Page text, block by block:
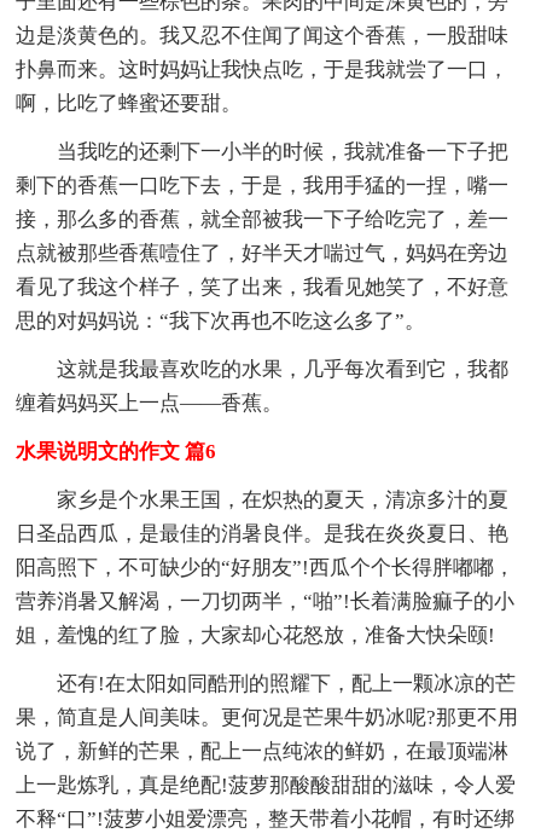
边是淡黄色的。我又忍不住闻了闻这个香蕉，一股甜味
扑鼻而来。这时妈妈让我快点吃，于是我就尝了一口，
啊，比吃了蜂蜜还要甜。
当我吃的还剩下一小半的时候，我就准备一下子把
剩下的香蕉一口吃下去，于是，我用手猛的一捏，嘴一
接，那么多的香蕉，就全部被我一下子给吃完了，差一
点就被那些香蕉噎住了，好半天才喘过气，妈妈在旁边
看见了我这个样子，笑了出来，我看见她笑了，不好意
思的对妈妈说：“我下次再也不吃这么多了”。
这就是我最喜欢吃的水果，几乎每次看到它，我都
缠着妈妈买上一点——香蕉。
水果说明文的作文 篇6
家乡是个水果王国，在炽热的夏天，清凉多汁的夏
日圣品西瓜，是最佳的消暑良伴。是我在炎炎夏日、艳
阳高照下，不可缺少的“好朋友”!西瓜个个长得胖嘟嘟，
营养消暑又解渴，一刀切两半，“啪”!长着满脸痲子的小
姐，羞愧的红了脸，大家却心花怒放，准备大快朵颐!
还有!在太阳如同酷刑的照耀下，配上一颗冰凉的芒
果，简直是人间美味。更何况是芒果牛奶冰呢?那更不用
说了，新鲜的芒果，配上一点纯浓的鲜奶，在最顶端淋
上一匙炼乳，真是绝配!菠萝那酸酸甜甜的滋味，令人爱
不释“口”!菠萝小姐爱漂亮，整天带着小花帽，有时还绑